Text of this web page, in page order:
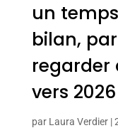
un
bilan,
regarder
vers 2026
par Laura Verdier|